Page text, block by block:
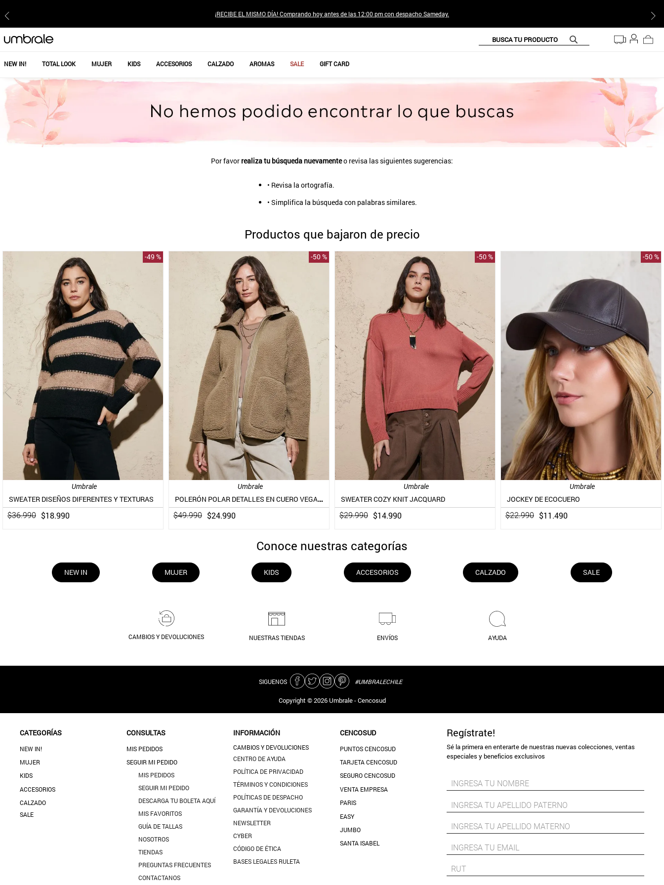
¡RECIBE EL MISMO DÍA! Comprando hoy antes de las 12:00 pm con despacho Sameday.
BUSCA TU PRODUCTO
NEW IN! TOTAL LOOK MUJER KIDS ACCESORIOS CALZADO AROMAS SALE GIFT CARD
Por favor realiza tu búsqueda nuevamenteo revisa las siguientes sugerencias:
• Revisa la ortografía.
• Simplifica la búsqueda con palabras similares.
Productos que bajaron de precio
-49 %
Umbrale
SWEATER DISEÑOS DIFERENTES Y TEXTURAS
$36.990 $18.990
-50 %
Umbrale
POLERÓN POLAR DETALLES EN CUERO VEGANO
$49.990 $24.990
-50 %
Umbrale
SWEATER COZY KNIT JACQUARD
$29.990 $14.990
-50 %
Umbrale
JOCKEY DE ECOCUERO
$22.990 $11.490
Conoce nuestras categorías
NEW IN MUJER KIDS ACCESORIOS CALZADO SALE
CAMBIOS Y DEVOLUCIONES NUESTRAS TIENDAS ENVÍOS AYUDA
SIGUENOS #UMBRALECHILE
Copyright © 2026 Umbrale - Cencosud
CATEGORÍAS
NEW IN!
MUJER
KIDS
ACCESORIOS
CALZADO
SALE
CONSULTAS
MIS PEDIDOS
SEGUIR MI PEDIDO
MIS PEDIDOS
SEGUIR MI PEDIDO
DESCARGA TU BOLETA AQUÍ
MIS FAVORITOS
GUÍA DE TALLAS
NOSOTROS
TIENDAS
PREGUNTAS FRECUENTES
CONTACTANOS
INFORMACIÓN
CAMBIOS Y DEVOLUCIONES
CENTRO DE AYUDA
POLÍTICA DE PRIVACIDAD
TÉRMINOS Y CONDICIONES
POLÍTICAS DE DESPACHO
GARANTÍA Y DEVOLUCIONES
NEWSLETTER
CYBER
CÓDIGO DE ÉTICA
BASES LEGALES RULETA
CENCOSUD
PUNTOS CENCOSUD
TARJETA CENCOSUD
SEGURO CENCOSUD
VENTA EMPRESA
PARIS
EASY
JUMBO
SANTA ISABEL
Regístrate!
Sé la primera en enterarte de nuestras nuevas colecciones, ventas
especiales y beneficios exclusivos
.
poleras mujer
6 .
botin
aros